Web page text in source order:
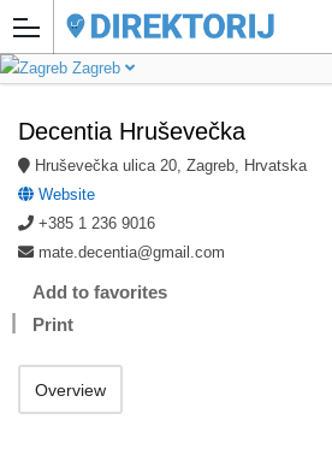
Zagreb
Decentia Hruševečka
Hruševečka ulica 20, Zagreb, Hrvatska
Website
+385 1 236 9016
mate.decentia@gmail.com
Add to favorites
Print
Overview